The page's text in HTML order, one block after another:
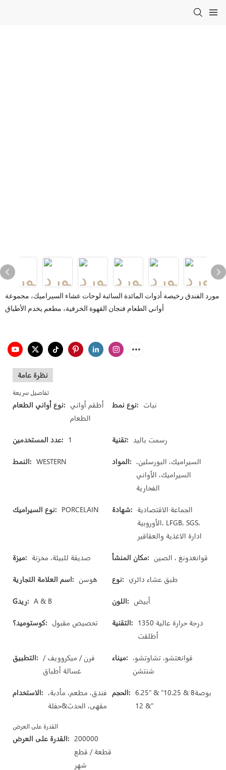
مورد الفندق رخيصة أدوات المائدة السائبة لوحات عشاء السيراميك، مجموعة
أواني الطعام فنجان القهوة الخزفية، مطعم يخدم الأطباق
نظرة عامة
تفاصيل سريعة
نوع أواني الطعام: أطقم أواني
الطعام
نوع نمط: نبات
عدد المستخدمين: 1 تقنية: رسمت باليد
النمط: WESTERN المواد: السيراميك، البورسلين،
السيراميك، الأواني
الفخارية
نوع السيراميك: PORCELAIN شهادة: الجماعة الاقتصادية
الأوروبية، LFGB، SGS،
ادارة الاغذية والعقاقير
ميزة: صديقة للبيئة، مخزنة مكان المنشأ: قوانغدونغ ، الصين
اسم العلامة التجارية: هوسن نوع: طبق عشاء دائري
Gريد: A & B اللون: أبيض
كوستوميد؟: تخصيص مقبول التقنية: 1350 درجة حرارة عالية
أطلقت
التطبيق: فرن / ميكروويف /
غسالة أطباق
ميناء: قوانغتشو، تشاوتشو،
شنتشن
الاستخدام: فندق، مطعم، مأدبة،
مقهى، الحدث&حفلة
الحجم: 6.25" & بوصة8 & 10.25"
& 12"
القدرة على العرض
القدرة على العرض: 200000
قطعة / قطع
شهر